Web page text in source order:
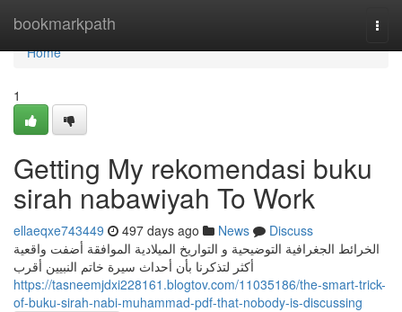
bookmarkpath
Home
Home
1
Getting My rekomendasi buku
sirah nabawiyah To Work
ellaeqxe743449 497 days ago News
Discuss
الخرائط الجغرافية التوضيحية و التواريخ الميلادية الموافقة أضفت واقعية
أكثر لتذكرنا بأن أحداث سيرة خاتم النبيين أقرب
https://tasneemjdxi228161.blogtov.com/11035186/the-smart-trick-
of-buku-sirah-nabi-muhammad-pdf-that-nobody-is-discussing